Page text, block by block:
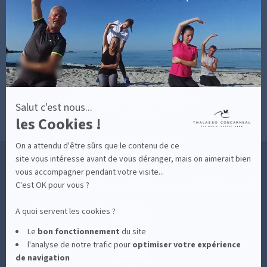
savoir
plus
sur
Axeptio
Salut c'est nous...
les Cookies !
On a attendu d'être sûrs que le contenu de ce
site vous intéresse avant de vous déranger, mais on aimerait bien
vous accompagner pendant votre visite...
C'est OK pour vous ?
A quoi servent les cookies ?
Le bon fonctionnement du site
l'analyse de notre trafic pour optimiservotre expérience
de navigation
BONNES RAISONS DE VENIR
MON COMPTE
MON PANIER
ACCÈS
CONTACT
MESURES D'HYGIÈNE
POLITIQUE DE CONFIDENTIALITÉ
MENTIONS LÉGALES
36 RUE DES SABLES BLANCS - 29900 CONCARNEAU - 02 98 75 05 40
CLIQUEZ-ICI POUR MODIFIER VOS PRÉFÉRENCES EN MATIÈRE DE COOKIES